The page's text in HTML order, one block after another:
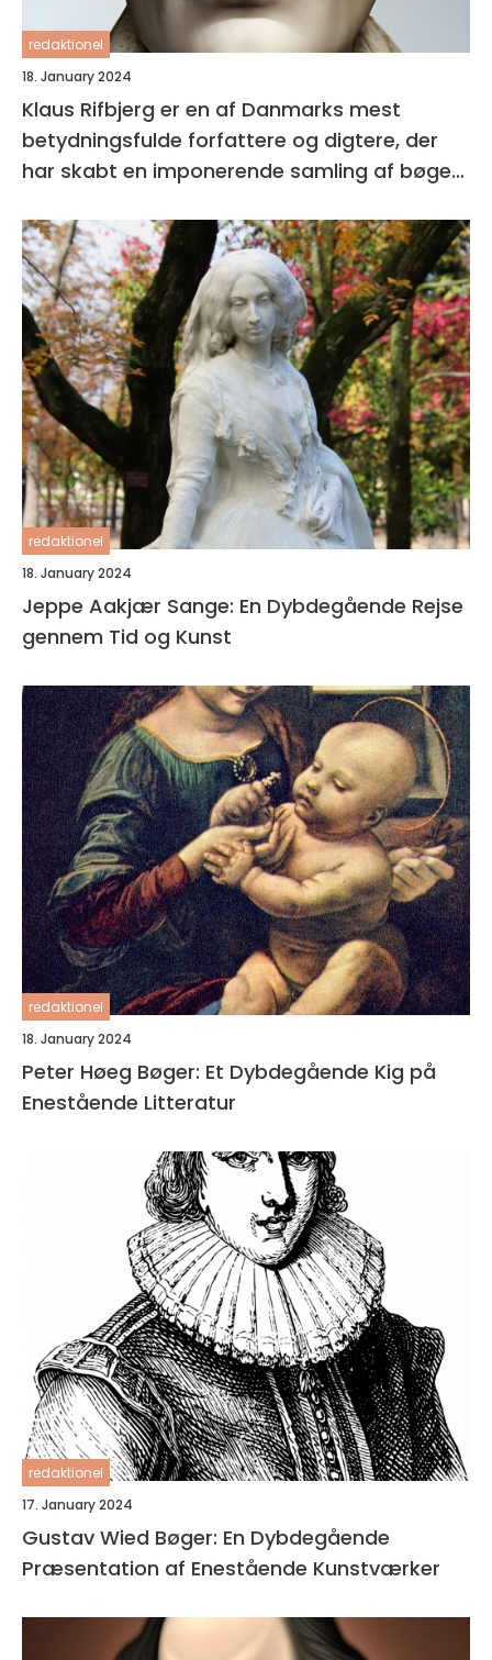
redaktionel
18. January 2024
Klaus Rifbjerg er en af Danmarks mest
betydningsfulde forfattere og digtere, der
har skabt en imponerende samling af bøger i
redaktionel
18. January 2024
Jeppe Aakjær Sange: En Dybdegående Rejse
gennem Tid og Kunst
redaktionel
18. January 2024
Peter Høeg Bøger: Et Dybdegående Kig på
Enestående Litteratur
redaktionel
17. January 2024
Gustav Wied Bøger: En Dybdegående
Præsentation af Enestående Kunstværker